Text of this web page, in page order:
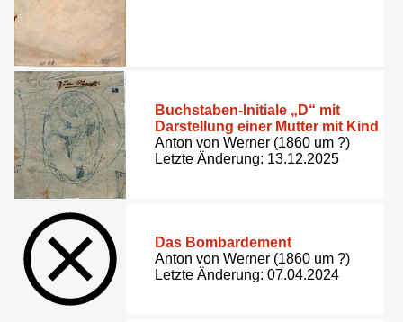
Buchstaben-Initiale „D“ mit
Darstellung einer Mutter mit Kind
Anton von Werner (1860 um ?)
Letzte Änderung: 13.12.2025
Das Bombardement
Anton von Werner (1860 um ?)
Letzte Änderung: 07.04.2024